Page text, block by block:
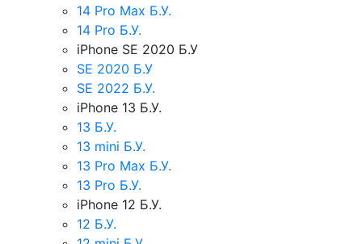
14 Pro Max Б.У.
14 Pro Б.У.
iPhone SE 2020 Б.У
SE 2020 Б.У
SE 2022 Б.У.
iPhone 13 Б.У.
13 Б.У.
13 mini Б.У.
13 Pro Max Б.У.
13 Pro Б.У.
iPhone 12 Б.У.
12 Б.У.